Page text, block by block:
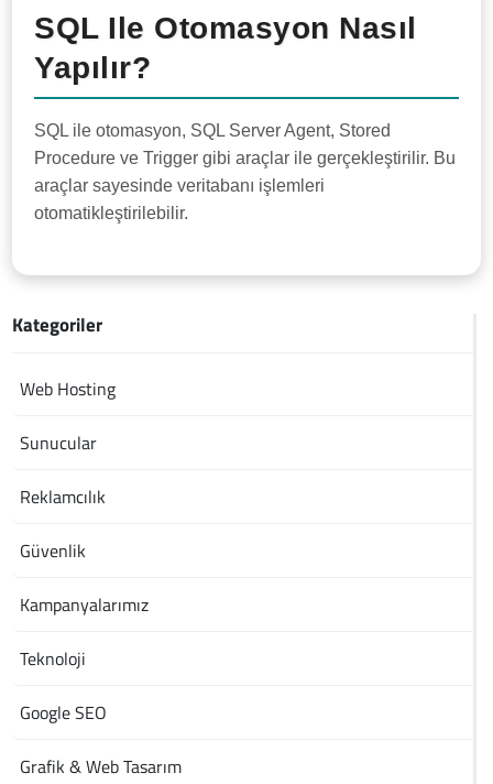
SQL Ile Otomasyon Nasıl
Yapılır?
SQL ile otomasyon, SQL Server Agent, Stored
Procedure ve Trigger gibi araçlar ile gerçekleştirilir. Bu
araçlar sayesinde veritabanı işlemleri
otomatikleştirilebilir.
Kategoriler
Web Hosting
Sunucular
Reklamcılık
Güvenlik
Kampanyalarımız
Teknoloji
Google SEO
Grafik & Web Tasarım